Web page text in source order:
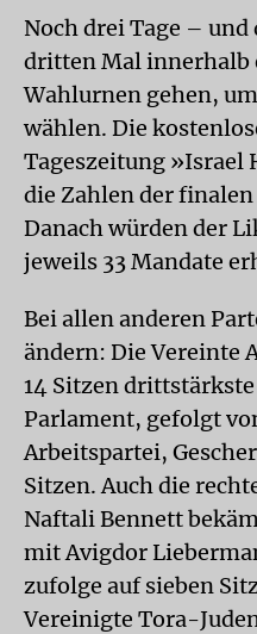
Noch drei Tage –
dritten Mal innerhalb
Wahlurnen gehen,
wählen. Die
Tageszeitung »Israel
die Zahlen der
Danach würden der
jeweils 33 Mandate
Bei allen anderen
ändern: Die Vereinte
14 Sitzen
Parlament, gefolgt
Arbeitspartei,
Sitzen. Auch die
Naftali Bennett
mit Avigdor
zufolge auf sieben
Vereinigte Tora-